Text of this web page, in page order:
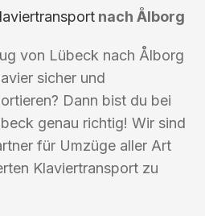
nach Ålborg
von Lübeck nach Ålborg
sicher und
Dann bist du bei
genau richtig! Wir sind
für Umzüge aller Art
Klaviertransport zu